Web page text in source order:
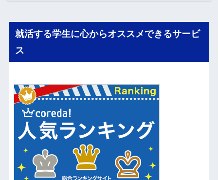
就活する学生に心からオススメできるサービ
ス